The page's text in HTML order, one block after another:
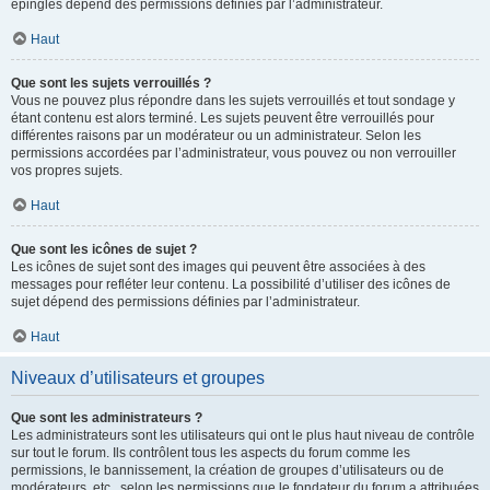
épinglés dépend des permissions définies par l’administrateur.
Haut
Que sont les sujets verrouillés ?
Vous ne pouvez plus répondre dans les sujets verrouillés et tout sondage y
étant contenu est alors terminé. Les sujets peuvent être verrouillés pour
différentes raisons par un modérateur ou un administrateur. Selon les
permissions accordées par l’administrateur, vous pouvez ou non verrouiller
vos propres sujets.
Haut
Que sont les icônes de sujet ?
Les icônes de sujet sont des images qui peuvent être associées à des
messages pour refléter leur contenu. La possibilité d’utiliser des icônes de
sujet dépend des permissions définies par l’administrateur.
Haut
Niveaux d’utilisateurs et groupes
Que sont les administrateurs ?
Les administrateurs sont les utilisateurs qui ont le plus haut niveau de contrôle
sur tout le forum. Ils contrôlent tous les aspects du forum comme les
permissions, le bannissement, la création de groupes d’utilisateurs ou de